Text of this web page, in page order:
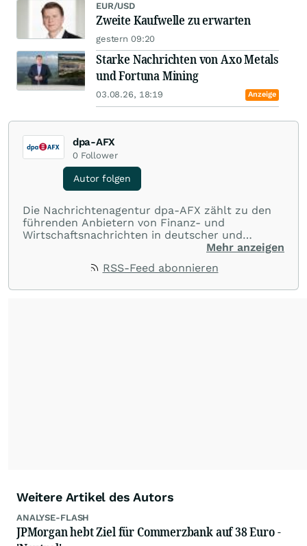
EUR/USD
Zweite Kaufwelle zu erwarten
gestern 09:20
Starke Nachrichten von Axo Metals
und Fortuna Mining
03.08.26, 18:19 Anzeige
dpa-AFX
0 Follower
Autor folgen
Die Nachrichtenagentur dpa-AFX zählt zu den
führenden Anbietern von Finanz- und
Wirtschaftsnachrichten in deutscher und
englischer Sprache. Gestützt auf ein
dpa-AFX unabhängig, zuverlässig und schnell
Mehr anzeigen
RSS-Feed abonnieren
Weitere Artikel des Autors
ANALYSE-FLASH
JPMorgan hebt Ziel für Commerzbank auf 38 Euro -